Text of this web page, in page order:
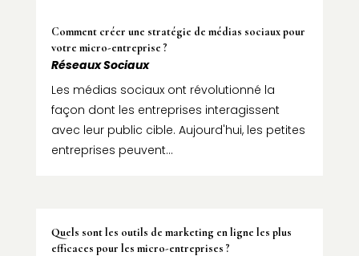
Comment créer une stratégie de médias sociaux pour
votre micro-entreprise ?
Réseaux Sociaux
Les médias sociaux ont révolutionné la
façon dont les entreprises interagissent
avec leur public cible. Aujourd'hui, les petites
entreprises peuvent...
Quels sont les outils de marketing en ligne les plus
efficaces pour les micro-entreprises ?